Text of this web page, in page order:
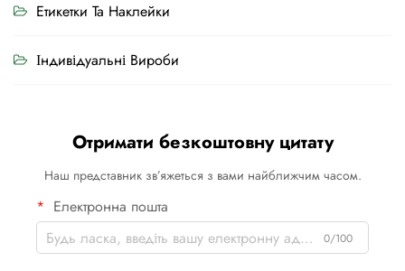
Етикетки Та Наклейки
Індивідуальні Вироби
Отримати безкоштовну цитату
Наш представник зв’яжеться з вами найближчим часом.
Електронна пошта
0/100